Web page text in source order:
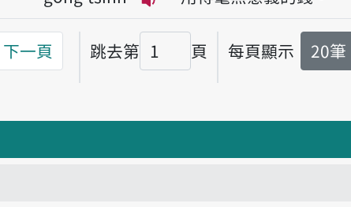
播放音讀gōng-tsînn
下一頁 跳去第
頁碼
頁 每頁顯示 20筆